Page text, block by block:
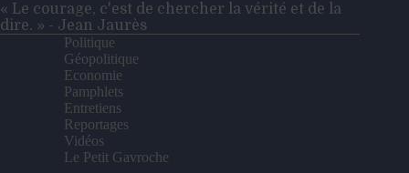
Afrique
»
–
Entretien
avec
Dario
Battistella
« Le courage, c'est de chercher la vérité et de la
dire. » - Jean Jaurès
Politique
Géopolitique
Economie
Pamphlets
Entretiens
Reportages
Vidéos
Le Petit Gavroche